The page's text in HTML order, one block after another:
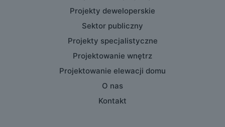
Projekty deweloperskie
Sektor publiczny
Projekty specjalistyczne
Projektowanie wnętrz
Projektowanie elewacji domu
O nas
Kontakt